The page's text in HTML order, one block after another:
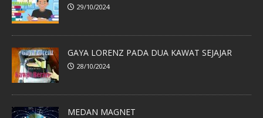
29/10/2024
GAYA LORENZ PADA DUA KAWAT SEJAJAR
28/10/2024
MEDAN MAGNET